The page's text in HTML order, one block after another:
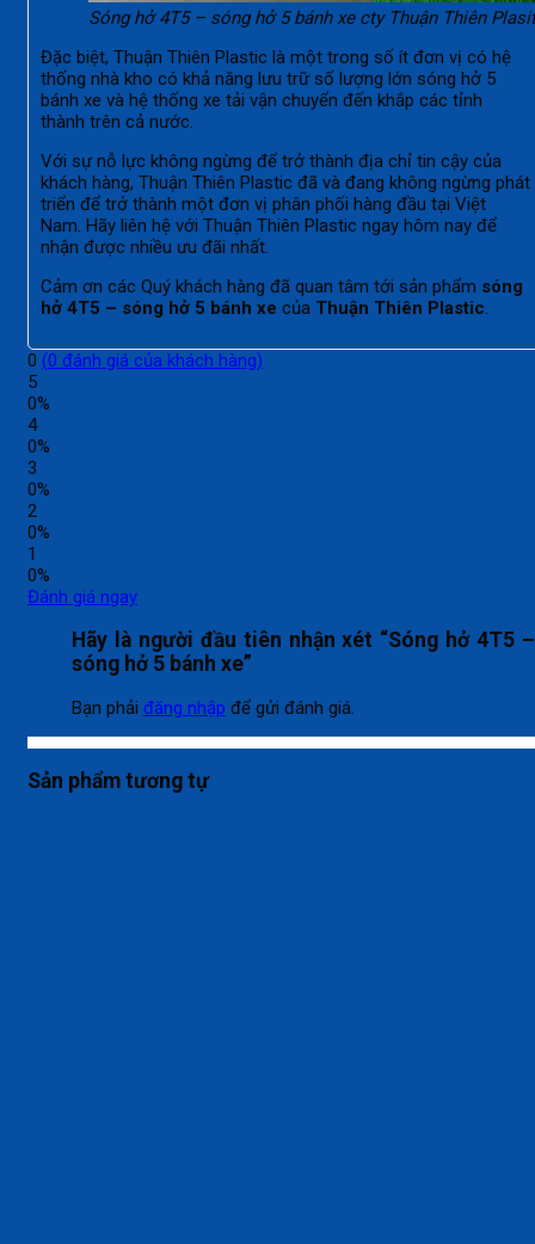
Sóng hở 4T5 – sóng hở 5 bánh xe cty Thuận Thiên
Đặc biệt, Thuận Thiên Plastic là một trong số ít đơn vị có hệ
thống nhà kho có khả năng lưu trữ số lượng lớn sóng hở 5
bánh xe và hệ thống xe tải vận chuyển đến khắp các tỉnh
thành trên cả nước.
Với sự nỗ lực không ngừng để trở thành địa chỉ tin cậy của
khách hàng, Thuận Thiên Plastic đã và đang không ngừng phát
triển để trở thành một đơn vị phân phối hàng đầu tại Việt
Nam. Hãy liên hệ với Thuận Thiên Plastic ngay hôm nay để
nhận được nhiều ưu đãi nhất.
Cảm ơn các Quý khách hàng đã quan tâm tới sản phẩm sóng
hở 4T5 – sóng hở 5 bánh xe của Thuận Thiên Plastic.
0 (0 đánh giá của khách hàng)
5
0%
4
0%
3
0%
2
0%
1
0%
Đánh giá ngay
Hãy là người đầu tiên nhận xét “Sóng hở 4T5 –
sóng hở 5 bánh xe”
Bạn phải đăng nhập để gửi đánh giá.
Sản phẩm tương tự